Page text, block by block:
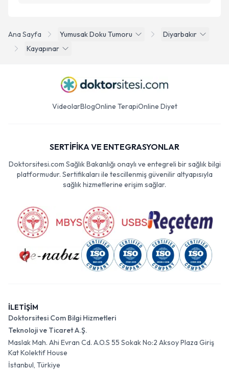
Ana Sayfa Yumusak Doku Tumoru
Diyarbakır
Kayapınar
VideolarBlogOnline TerapiOnline Diyet
SERTİFİKA VE ENTEGRASYONLAR
Doktorsitesi.com Sağlık Bakanlığı onaylı ve entegreli bir sağlık bilgi
platformudur. Sertifikaları ile tescillenmiş güvenilir altyapısıyla
sağlık hizmetlerine erişim sağlar.
İLETİŞİM
Doktorsitesi Com Bilgi Hizmetleri
Teknoloji ve Ticaret A.Ş.
Maslak Mah. Ahi Evran Cd. A.O.S 55 Sokak No:2 Aksoy Plaza Giriş
Kat Kolektif House
İstanbul, Türkiye